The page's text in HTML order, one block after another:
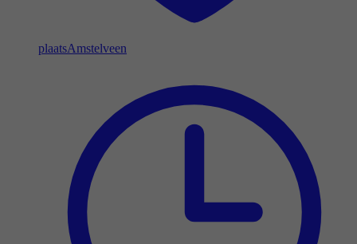
plaatsAmstelveen